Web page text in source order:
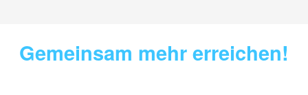
contentGemeinsam mehr erreichen!